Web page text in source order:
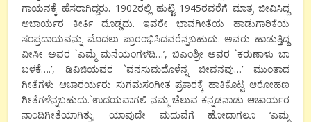
ಗಾಯನಕ್ಕೆ ಹೆಸರಾಗಿದ್ದರು. 1902ರಲ್ಲಿ ಹುಟ್ಟಿ 1945ರವರೆಗೆ ಮಾತ್ರ ಜೀವಿಸಿದ್ದ
ಆಚಾರ್ಯರ ಕೀರ್ತಿ ದೊಡ್ಡದು. ಇವರೇ ಭಾವಗೀತೆಯ ಹಾಡುಗಾರಿಕೆಯ
ಸಂಪ್ರದಾಯವನ್ನು ಮೊದಲು ಪ್ರಾರಂಭಿಸಿದವರೆನ್ನಬಹುದು. ಅವರು ಹಾಡುತ್ತಿದ್ದ
ವೀಸೀ ಅವರ `ಎಮ್ಮೆ ಮನೆಯಂಗಳದಿ…’, ಬಿಎಂಶ್ರೀ ಅವರ `ಕರುಣಾಳು ಬಾ
ಬಳಕೆ….’, ಡಿವಿಜಿಯವರ `ವನಸುಮದೊಳೆನ್ನ ಜೀವನವು…’ ಮುಂತಾದ
ಗೀತೆಗಳು ಆಚಾರರ್ಯರು ಸುಗಮಸಂಗೀತ ಪ್ರಕಾರಕ್ಕೆ ಹಾಕಿಕೊಟ್ಟ ಆರೋಹಣ
ಗೀತೆಗಳೆನ್ನಬಹುದು.`ಉದಯವಾಗಲಿ ನಮ್ಮ ಚೆಲುವ ಕನ್ನಡನಾಡು ಆಚಾರ್ಯರ
ನಾಂದಿಗೀತೆಯಾಗಿತ್ತು. ಯಾವುದೇ ಮದುವೆಗೆ ಹೋದಾಗಲೂ ‘ಎಮ್ಮ